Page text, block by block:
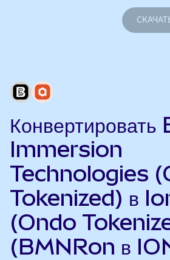
Immersion
Technologies
Tokenized) в
(Ondo
(BMNRon в